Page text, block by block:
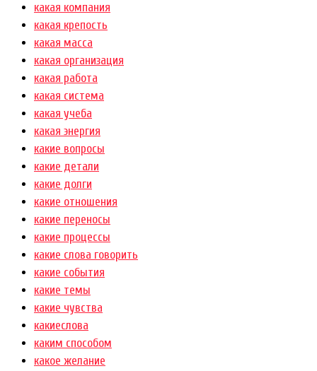
какая компания
какая крепость
какая масса
какая организация
какая работа
какая система
какая учеба
какая энергия
какие вопросы
какие детали
какие долги
какие отношения
какие переносы
какие процессы
какие слова говорить
какие события
какие темы
какие чувства
какиеслова
каким способом
какое желание